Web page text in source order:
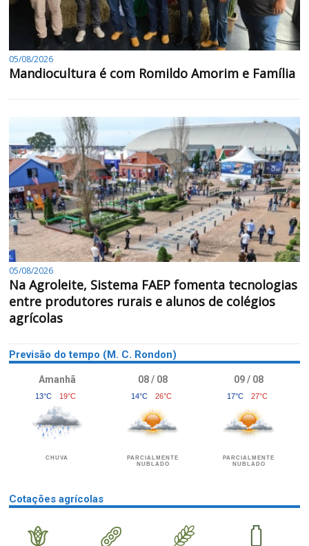
05/08/2026
Mandiocultura é com Romildo Amorim e Família
05/08/2026
Na Agroleite, Sistema FAEP fomenta tecnologias
entre produtores rurais e alunos de colégios
agrícolas
Previsão do tempo (M. C. Rondon)
Amanhã
13°C 19°C
CHUVA
08 / 08
14°C 26°C
PARCIALMENTE
NUBLADO
09 / 08
17°C 27°C
PARCIALMENTE
NUBLADO
Cotações agrícolas